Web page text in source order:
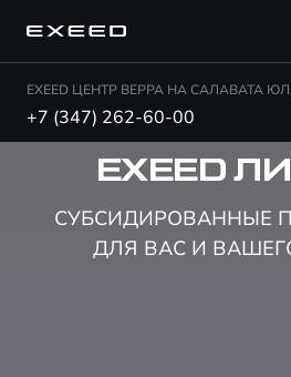
EXEED ЦЕНТР ВЕРРА НА САЛАВАТА
+7 (347) 262-60-00
EXEED
СУБСИДИРОВАННЫЕ
ДЛЯ ВАС И